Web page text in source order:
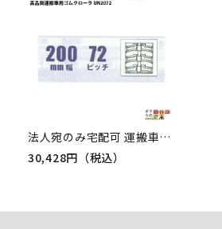
法人宛のみ宅配可 運搬車・作業車用クローラ 200mm幅×72ピッチ コマ数30 UN2072 1本
30,428円（税込）